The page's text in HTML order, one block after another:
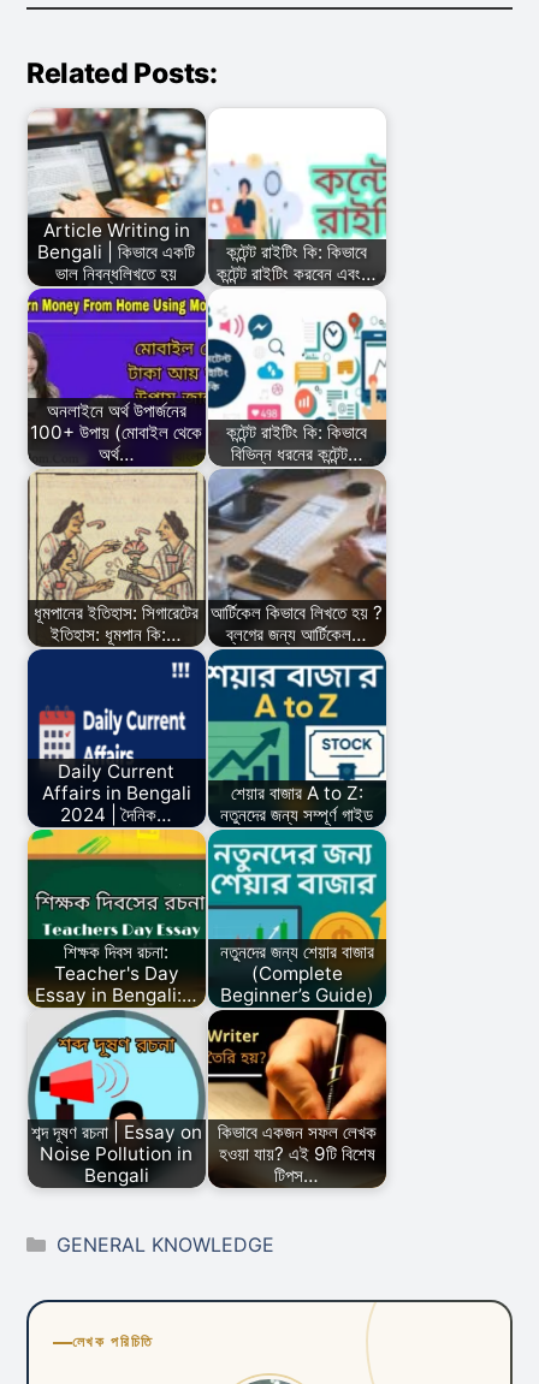
Related Posts:
Article Writing in
Bengali | কিভাবে একটি
ভাল নিবন্ধলিখতে হয়
কন্টেন্ট রাইটিং কি: কিভাবে
কন্টেন্ট রাইটিং করবেন এবং…
অনলাইনে অর্থ উপার্জনের
100+ উপায় (মোবাইল থেকে
অর্থ…
কন্টেন্ট রাইটিং কি: কিভাবে
বিভিন্ন ধরনের কন্টেন্ট…
ধূমপানের ইতিহাস: সিগারেটের
ইতিহাস: ধূমপান কি:…
আর্টিকেল কিভাবে লিখতে হয় ?
ব্লগের জন্য আর্টিকেল…
Daily Current
Affairs in Bengali
2024 | দৈনিক…
শেয়ার বাজার A to Z:
নতুনদের জন্য সম্পূর্ণ গাইড
শিক্ষক দিবস রচনা:
Teacher's Day
Essay in Bengali:…
নতুনদের জন্য শেয়ার বাজার
(Complete
Beginner’s Guide)
শব্দ দূষণ রচনা | Essay on
Noise Pollution in
Bengali
কিভাবে একজন সফল লেখক
হওয়া যায়? এই 9টি বিশেষ
টিপস…
Categories
GENERAL KNOWLEDGE
লেখক পরিচিতি